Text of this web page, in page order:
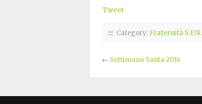
Tweet
Category: Fraternità S.F.N.
← Settimana Santa 2014